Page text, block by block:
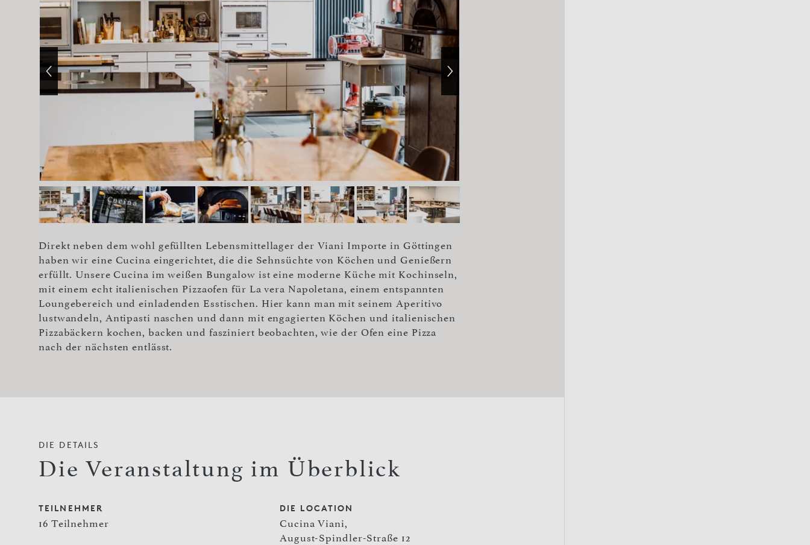
Direkt neben dem wohl gefüllten Lebensmittellager der Viani Importe in Göttingen
haben wir eine Cucina eingerichtet, die die Sehnsüchte von Köchen und Genießern
erfüllt. Unsere Cucina im weißen Bungalow ist eine moderne Küche mit Kochinseln,
mit einem echt italienischen Pizzaofen für La vera Napoletana, einem entspannten
Loungebereich und einladenden Esstischen. Hier kann man mit seinem Aperitivo
lustwandeln, Antipasti naschen und dann mit engagierten Köchen und italienischen
Pizzabäckern kochen, backen und fasziniert beobachten, wie der Ofen eine Pizza
nach der nächsten entlässt.
DIE DETAILS
Die Veranstaltung im Überblick
TEILNEHMER
16 Teilnehmer
DIE LOCATION
Cucina Viani,
August-Spindler-Straße 12